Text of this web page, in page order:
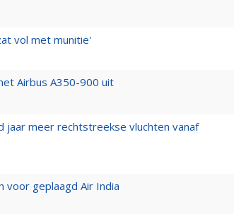
vol met munitie'
Airbus A350-900 uit
jaar meer rechtstreekse vluchten vanaf
voor geplaagd Air India